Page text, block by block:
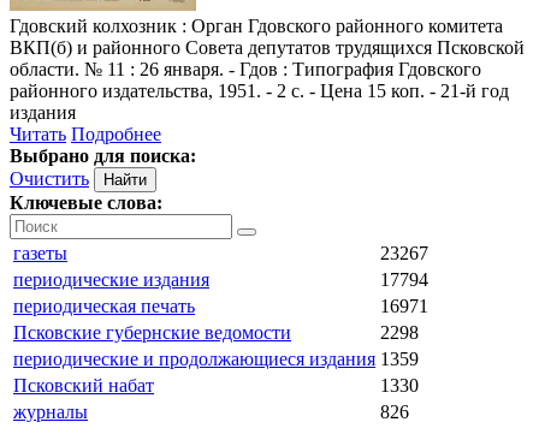
Гдовский колхозник : Орган Гдовского районного комитета
ВКП(б) и районного Совета депутатов трудящихся Псковской
области. № 11 : 26 января. - Гдов : Типография Гдовского
районного издательства, 1951. - 2 с. - Цена 15 коп. - 21-й год
издания
Читать Подробнее
Выбрано для поиска:
Очистить
Ключевые слова:
газеты
23267
периодические издания
17794
периодическая печать
16971
Псковские губернские ведомости
2298
периодические и продолжающиеся издания 1359
Псковский набат
1330
журналы
826